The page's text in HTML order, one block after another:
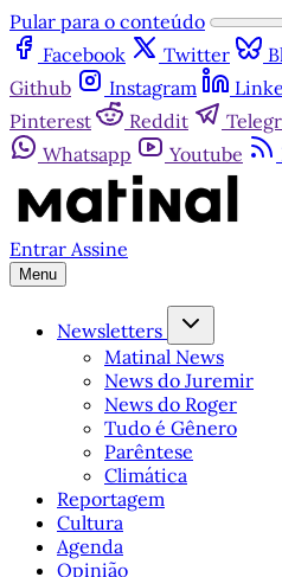
Pular para o conteúdo
Facebook
Twitter
Github
Instagram
Pinterest
Reddit
Whatsapp
Youtube
Entrar Assine
Menu
Newsletters
Matinal News
News do Juremir
News do Roger
Tudo é Gênero
Parêntese
Climática
Reportagem
Cultura
Agenda
Opinião